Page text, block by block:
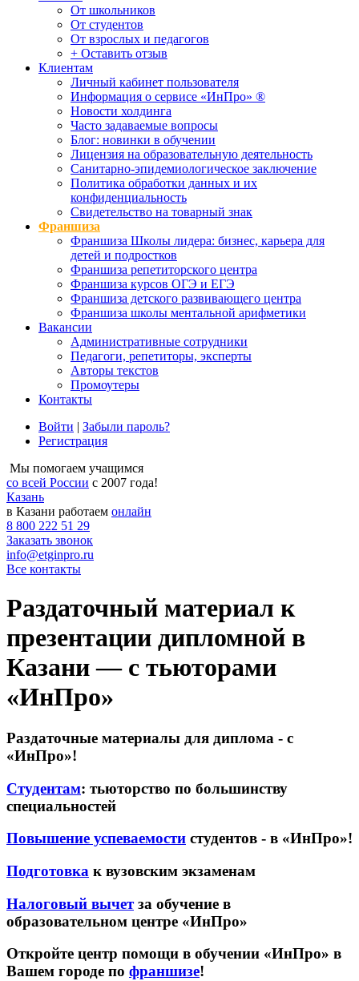
От школьников
От студентов
От взрослых и педагогов
+ Оставить отзыв
Клиентам
Личный кабинет пользователя
Информация о сервисе «ИнПро» ®
Новости холдинга
Часто задаваемые вопросы
Блог: новинки в обучении
Лицензия на образовательную деятельность
Санитарно-эпидемиологическое заключение
Политика обработки данных и их
конфиденциальность
Свидетельство на товарный знак
Франшиза
Франшиза Школы лидера: бизнес, карьера для
детей и подростков
Франшиза репетиторского центра
Франшиза курсов ОГЭ и ЕГЭ
Франшиза детского развивающего центра
Франшиза школы ментальной арифметики
Вакансии
Административные сотрудники
Педагоги, репетиторы, эксперты
Авторы текстов
Промоутеры
Контакты
Войти | Забыли пароль?
Регистрация
Мы помогаем учащимся
со всей России с 2007 года!
Казань
в Казани работаем онлайн
8 800 222 51 29
Заказать звонок
info@etginpro.ru
Все контакты
Раздаточный материал к
презентации дипломной в
Казани — с тьюторами
«ИнПро»
Раздаточные материалы для диплома - с
«ИнПро»!
Студентам: тьюторство по большинству
специальностей
Повышение успеваемости студентов - в «ИнПро»!
Подготовка к вузовским экзаменам
Налоговый вычетза обучение в
образовательном центре «ИнПро»
Откройте центр помощи в обучении «ИнПро» в
Вашем городе по франшизе!